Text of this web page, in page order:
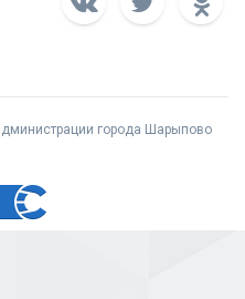
города Шарыпово